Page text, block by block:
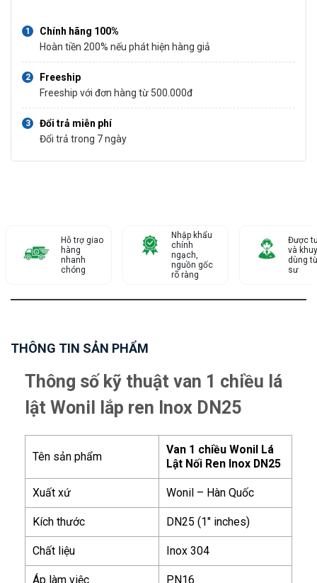
Chính hãng 100%
Hoàn tiền 200% nếu phát hiện hàng giả
Freeship
Freeship với đơn hàng từ 500.000đ
Đổi trả miễn phí
Đổi trả trong 7 ngày
Hỗ trợ giao
hàng
nhanh
chóng
Nhập khẩu
chính
ngạch,
nguồn gốc
rõ ràng
Được
và
dùng
sư
THÔNG TIN SẢN PHẨM
Thông số kỹ thuật van 1 chiều lá
lật Wonil lắp ren Inox DN25
Tên sản phẩm
Van 1 chiều Wonil Lá
Lật Nối Ren Inox DN25
Xuất xứ Wonil – Hàn Quốc
Kích thước DN25 (1″ inches)
Chất liệu Inox 304
Áp làm việc PN16